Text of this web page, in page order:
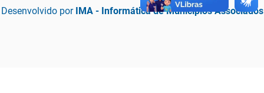
Desenvolvido por IMA - Informática de Municípios Associados